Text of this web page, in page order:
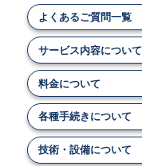
よくあるご質問一覧
サービス内容について
料金について
各種手続きについて
技術・設備について